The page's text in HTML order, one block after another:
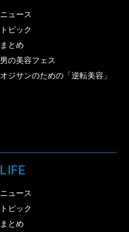
ニュース
トピック
まとめ
男の美容フェス
オジサンのための「逆転美容」
LIFE
ニュース
トピック
まとめ